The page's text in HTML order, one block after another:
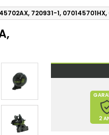
720931-1,
2